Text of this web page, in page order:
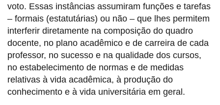
voto. Essas instâncias assumiram funções e tarefas
– formais (estatutárias) ou não – que lhes permitem
interferir diretamente na composição do quadro
docente, no plano acadêmico e de carreira de cada
professor, no sucesso e na qualidade dos cursos,
no estabelecimento de normas e de medidas
relativas à vida acadêmica, à produção do
conhecimento e à vida universitária em geral.